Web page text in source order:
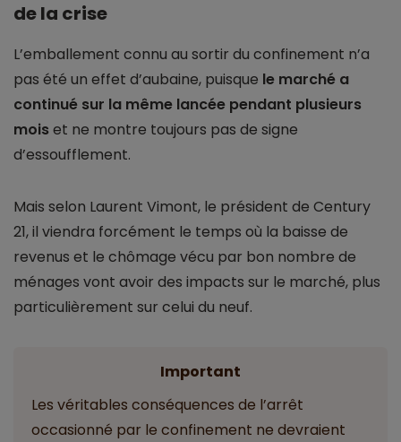
de la crise
L’emballement connu au sortir du confinement n’a
pas été un effet d’aubaine, puisque le marché a
continué sur la même lancée pendant plusieurs
moiset ne montre toujours pas de signe
d’essoufflement.
Mais selon Laurent Vimont, le président de Century
21, il viendra forcément le temps où la baisse de
revenus et le chômage vécu par bon nombre de
ménages vont avoir des impacts sur le marché, plus
particulièrement sur celui du neuf.
Important
Les véritables conséquences de l’arrêt
occasionné par le confinement ne devraient